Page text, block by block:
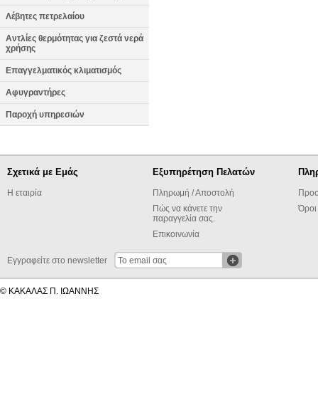
Λέβητες πετρελαίου
Αντλίες θερμότητας για ζεστά νερά
χρήσης
Επαγγελματικός κλιματισμός
Αφυγραντήρες
Παροχή υπηρεσιών
Σχετικά με Εμάς
Η εταιρία
Εξυπηρέτηση Πελατών
Πληρωμή / Αποστολή
Πώς να κάνετε την
παραγγελία σας.
Επικοινωνία
Εγγραφείτε στο newsletter
© ΚΑΚΑΛΑΣ Π. ΙΩΑΝΝΗΣ